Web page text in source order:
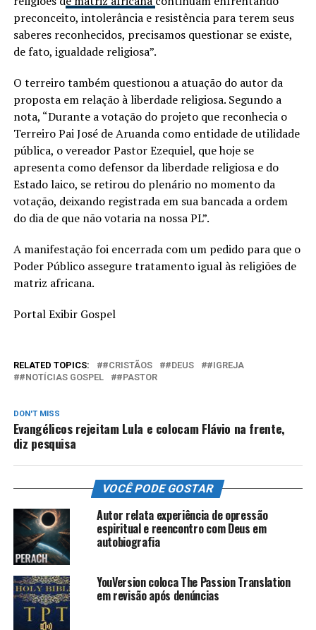
preconceito, intolerância e resistência para terem seus
saberes reconhecidos, precisamos questionar se existe,
de fato, igualdade religiosa”.
O terreiro também questionou a atuação do autor da
proposta em relação à liberdade religiosa. Segundo a
nota, “Durante a votação do projeto que reconhecia o
Terreiro Pai José de Aruanda como entidade de utilidade
pública, o vereador Pastor Ezequiel, que hoje se
apresenta como defensor da liberdade religiosa e do
Estado laico, se retirou do plenário no momento da
votação, deixando registrada em sua bancada a ordem
do dia de que não votaria na nossa PL”.
A manifestação foi encerrada com um pedido para que o
Poder Público assegure tratamento igual às religiões de
matriz africana.
Portal Exibir Gospel
RELATED TOPICS: #CRISTÃOS #DEUS
#IGREJA
#NOTÍCIAS GOSPEL
#PASTOR
DON'T MISS
Evangélicos rejeitam Lula e colocam Flávio na frente,
diz pesquisa
VOCÊ PODE GOSTAR
Autor relata experiência de opressão
espiritual e reencontro com Deus em
autobiografia
YouVersion coloca The Passion Translation
em revisão após denúncias